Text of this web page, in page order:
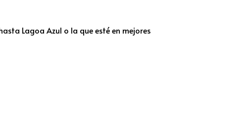
Lagoa Azul o la que esté en mejores